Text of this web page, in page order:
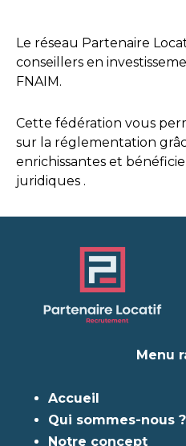
Le réseau Partenaire
conseillers en
FNAIM.
Cette fédération vous
sur la réglementation
enrichissantes et
juridiques .
Menu
Accueil
Qui sommes-nous ?
Notre concept